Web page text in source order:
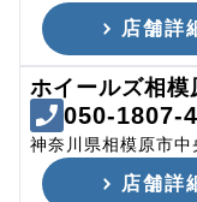
店舗詳
ホイールズ相模
050-1807-
神奈川県相模原市
店舗詳